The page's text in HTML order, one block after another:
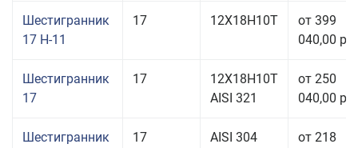
Шестигранник
17 Н-11
17 12Х18Н10Т
от 399
040,00
Шестигранник
17
17
12Х18Н10Т
AISI 321
от 250
040,00
Шестигранник
17
AISI 304
от 218